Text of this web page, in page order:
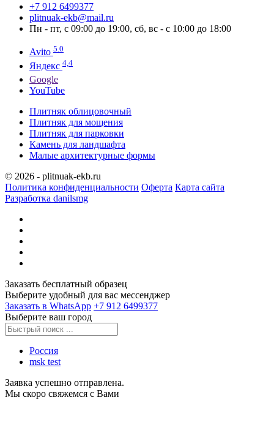
‪+7 912 6499377‬
plitnuak-ekb@mail.ru
Пн - пт, с 09:00 до 19:00, сб, вс - с 10:00 до 18:00
Avito 5.0
Яндекс 4,4
Google
YouTube
Плитняк облицовочный
Плитняк для мощения
Плитняк для парковки
Камень для ландшафта
Малые архитектурные формы
© 2026 - plitnuak-ekb.ru
Политика конфиденциальности Оферта Карта сайта
Разработка danilsmg
Заказать бесплатный образец
Выберите удобный для вас мессенджер
Заказать в WhatsApp ‪+7 912 6499377‬
Выберите ваш город
Россия
msk test
Заявка успешно отправлена.
Мы скоро свяжемся с Вами